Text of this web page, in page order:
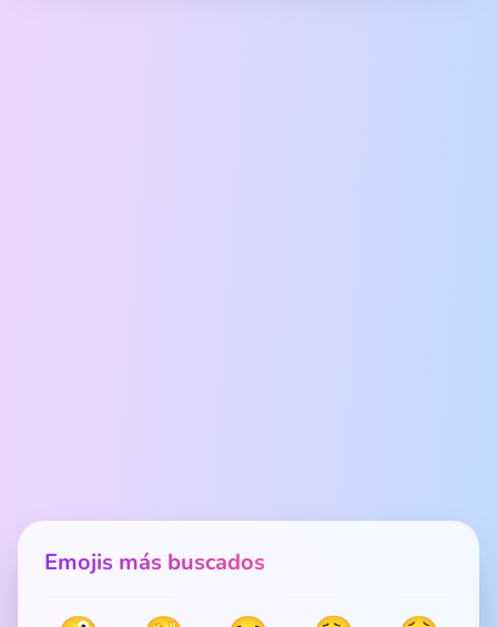
Emojis más buscados